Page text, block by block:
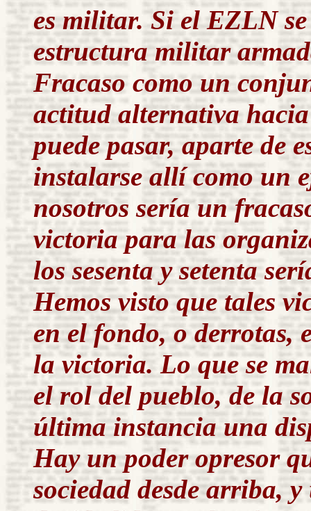
es militar. Si el EZLN
estructura militar
Fracaso como un
actitud alternativa
puede pasar, aparte de
instalarse allí como un
nosotros sería un
victoria para las
los sesenta y setenta
Hemos visto que tales
en el fondo, o derrotas,
la victoria. Lo que se
el rol del pueblo, de la
última instancia una
Hay un poder opresor
sociedad desde arriba,